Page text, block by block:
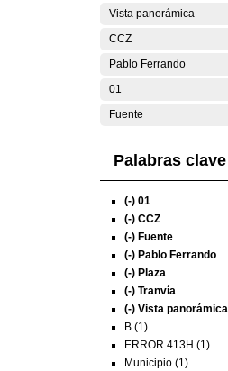
Vista panorámica
CCZ
Pablo Ferrando
01
Fuente
Palabras clave
(-) 01
(-) CCZ
(-) Fuente
(-) Pablo Ferrando
(-) Plaza
(-) Tranvía
(-) Vista panorámica
B (1)
ERROR 413H (1)
Municipio (1)